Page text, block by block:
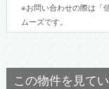
※お問い合わせの際は「
ムーズです。
この物件を見て